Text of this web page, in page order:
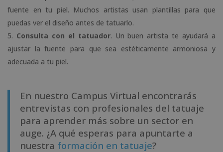
fuente en tu piel. Muchos artistas usan plantillas para que
puedas ver el diseño antes de tatuarlo.
Consulta con el tatuador. Un buen artista te ayudará a
ajustar la fuente para que sea estéticamente armoniosa y
adecuada a tu piel.
En nuestro Campus Virtual encontrarás
entrevistas con profesionales del tatuaje
para aprender más sobre un sector en
auge. ¿A qué esperas para apuntarte a
nuestra formación en tatuaje?